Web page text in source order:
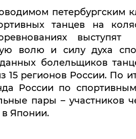
петербургским
танцев на
волю и силу духа
болельщиков
15 регионов России. По
России по
пары – участников
в Японии.